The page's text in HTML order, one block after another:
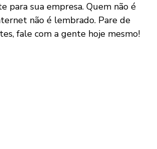
para sua empresa. Quem não é
não é lembrado. Pare de
fale com a gente hoje mesmo!